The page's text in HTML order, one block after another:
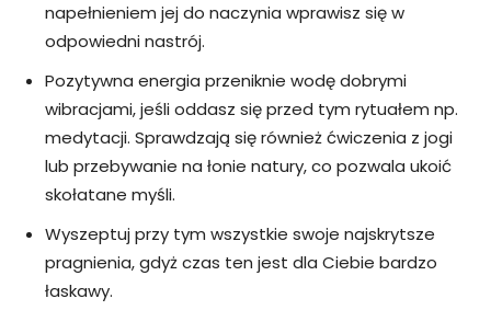
napełnieniem jej do naczynia wprawisz się w
odpowiedni nastrój.
Pozytywna energia przeniknie wodę dobrymi
wibracjami, jeśli oddasz się przed tym rytuałem np.
medytacji. Sprawdzają się również ćwiczenia z jogi
lub przebywanie na łonie natury, co pozwala ukoić
skołatane myśli.
Wyszeptuj przy tym wszystkie swoje najskrytsze
pragnienia, gdyż czas ten jest dla Ciebie bardzo
łaskawy.